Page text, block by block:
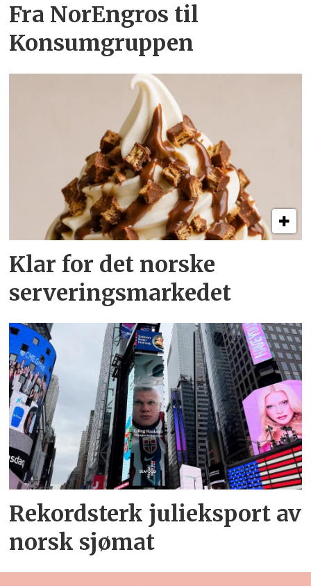
Fra NorEngros til
Konsumgruppen
Klar for det norske
serveringsmarkedet
Rekordsterk julieksport av
norsk sjømat